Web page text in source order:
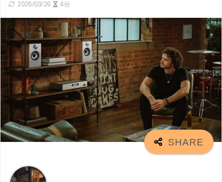
2026/03/26 4分